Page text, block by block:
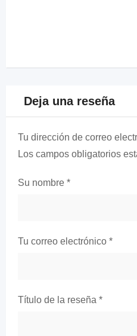
Deja una reseña
Tu dirección de correo
Los campos obligatorios
Su nombre *
Tu correo electrónico *
Título de la reseña *